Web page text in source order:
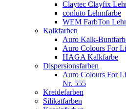
Claytec Clayfix
conluto Lehmfarbe
WEM FarbTon
Kalkfarben
Auro Kalk-
Auro Colours For
HAGA Kalkfarbe
Dispersionsfarben
Auro Colours For
Nr. 555
Kreidefarben
Silikatfarben